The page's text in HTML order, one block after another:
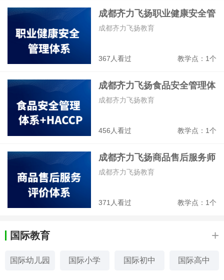
成都齐力飞扬职业健康安全管
体系培训班
367人看过 教学点：1个
成都齐力飞扬教育
成都齐力飞扬食品安全管理体
系+HACCP培训班
456人看过 教学点：1个
成都齐力飞扬教育
成都齐力飞扬商品售后服务师
培训班
371人看过 教学点：1个
成都齐力飞扬教育
国际教育 +
国际幼儿园 国际小学 国际初中 国际高中